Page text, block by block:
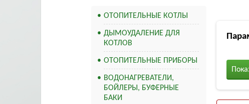
ОТОПИТЕЛЬНЫЕ КОТЛЫ
ДЫМОУДАЛЕНИЕ ДЛЯ
КОТЛОВ
ОТОПИТЕЛЬНЫЕ ПРИБОРЫ
ВОДОНАГРЕВАТЕЛИ,
БОЙЛЕРЫ, БУФЕРНЫЕ
БАКИ